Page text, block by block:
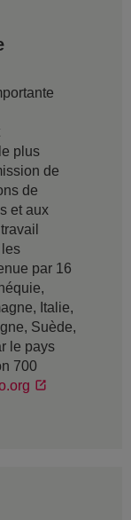
plus
de
de
et aux
par 16
Italie,
Suède,
le pays
700